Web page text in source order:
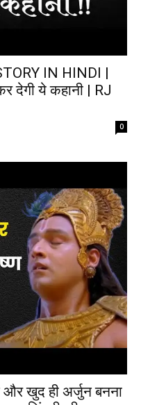
IN HINDI |
देगी ये कहानी | RJ
0
खुद ही अर्जुन बनना